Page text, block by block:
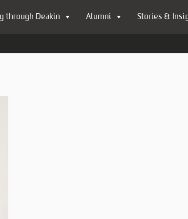
through Deakin Alumni Stories &